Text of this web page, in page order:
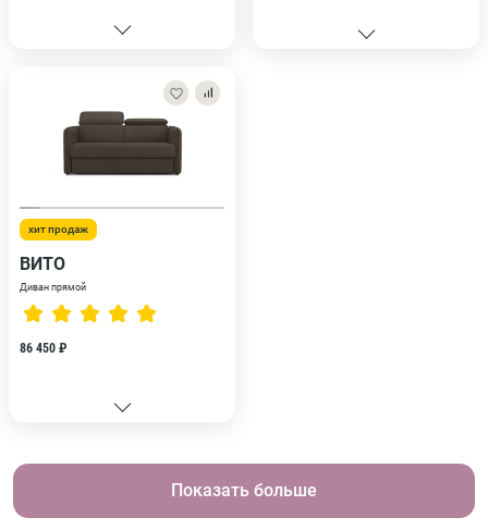
хит продаж
ВИТО
Диван прямой
86 450 ₽
Показать больше